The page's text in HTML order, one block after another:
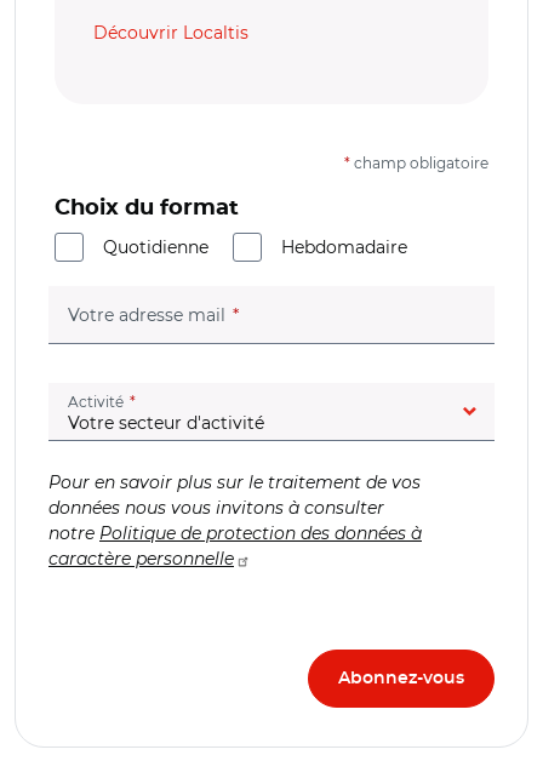
Découvrir Localtis
* champ obligatoire
Choix du format
Quotidienne
Hebdomadaire
Votre adresse mail (champ obligatoire)
Activité (champ obligatoire)
Pour en savoir plus sur le traitement de vos
données nous vous invitons à consulter
notre Politique de protection des données à
caractère personnelle